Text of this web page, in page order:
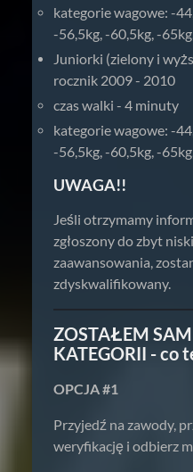
kategorie wagowe: -
-56,5kg, -60,5kg, -
Juniorki (zielony i
rocznik 2009 - 2010
czas walki - 4 minuty
kategorie wagowe: -
-56,5kg, -60,5kg, -
UWAGA!!
Jeśli otrzymamy
zgłoszony do zbyt
zaawansowania,
zdyskwalifikowany.
ZOSTAŁEM
KATEGORII - co
OPCJA #1
Przyjedź na zawody,
weryfikację i odbierz